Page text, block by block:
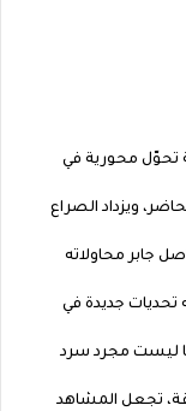
تحوّل محورية في
ويزداد الصراع
جابر محاولاته
جديدة في
ليست مجرد سرد
تجعل المشاهد